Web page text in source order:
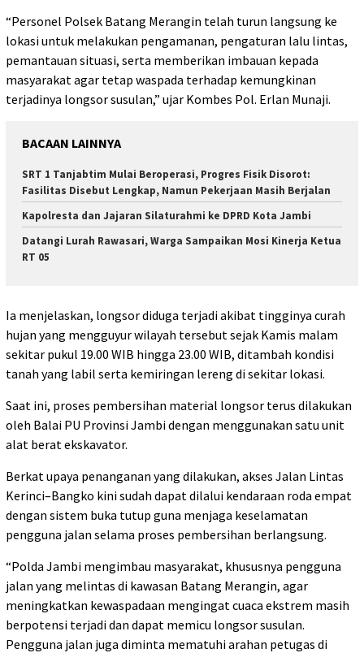
“Personel Polsek Batang Merangin telah turun langsung ke
lokasi untuk melakukan pengamanan, pengaturan lalu lintas,
pemantauan situasi, serta memberikan imbauan kepada
masyarakat agar tetap waspada terhadap kemungkinan
terjadinya longsor susulan,” ujar Kombes Pol. Erlan Munaji.
BACAAN LAINNYA
SRT 1 Tanjabtim Mulai Beroperasi, Progres Fisik Disorot:
Fasilitas Disebut Lengkap, Namun Pekerjaan Masih Berjalan
Kapolresta dan Jajaran Silaturahmi ke DPRD Kota Jambi
Datangi Lurah Rawasari, Warga Sampaikan Mosi Kinerja Ketua
RT 05
Ia menjelaskan, longsor diduga terjadi akibat tingginya curah
hujan yang mengguyur wilayah tersebut sejak Kamis malam
sekitar pukul 19.00 WIB hingga 23.00 WIB, ditambah kondisi
tanah yang labil serta kemiringan lereng di sekitar lokasi.
Saat ini, proses pembersihan material longsor terus dilakukan
oleh Balai PU Provinsi Jambi dengan menggunakan satu unit
alat berat ekskavator.
Berkat upaya penanganan yang dilakukan, akses Jalan Lintas
Kerinci–Bangko kini sudah dapat dilalui kendaraan roda empat
dengan sistem buka tutup guna menjaga keselamatan
pengguna jalan selama proses pembersihan berlangsung.
“Polda Jambi mengimbau masyarakat, khususnya pengguna
jalan yang melintas di kawasan Batang Merangin, agar
meningkatkan kewaspadaan mengingat cuaca ekstrem masih
berpotensi terjadi dan dapat memicu longsor susulan.
Pengguna jalan juga diminta mematuhi arahan petugas di